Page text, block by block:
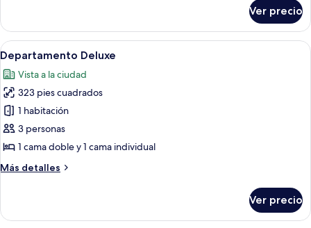
clásico
Ver precio
Abrir
todas
las
fotos
de
Departamento
Deluxe
Un espacio habitable pequeño con
10
Departamento Deluxe
Vista a la ciudad
323 pies cuadrados
1 habitación
3 personas
1 cama doble y 1 cama individual
Más detalles
Más
Deluxe
Ver precio